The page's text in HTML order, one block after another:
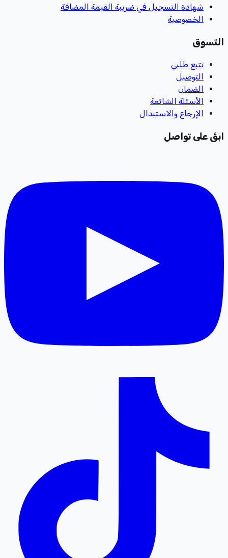
شهادة التسجيل في ضريبة القيمة المضافة
الخصوصية
التسوق
تتبع طلبي
التوصيل
الضمان
الأسئلة الشائعة
الإرجاع والاستبدال
ابقَ على تواصل